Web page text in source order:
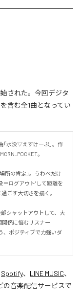
された。今回デジタ
含む全1曲となってい
水没▽えすけーぷ」。作
。
所の肯定」。うわべだけ
＝ログアウト"して距離を
ごす大切さを描く。
部シャットアウトして、大
係に悩むリスナー
、ポジティブで力強いダ
Spotify、 LINE MUSIC、
の音楽配信サービスで